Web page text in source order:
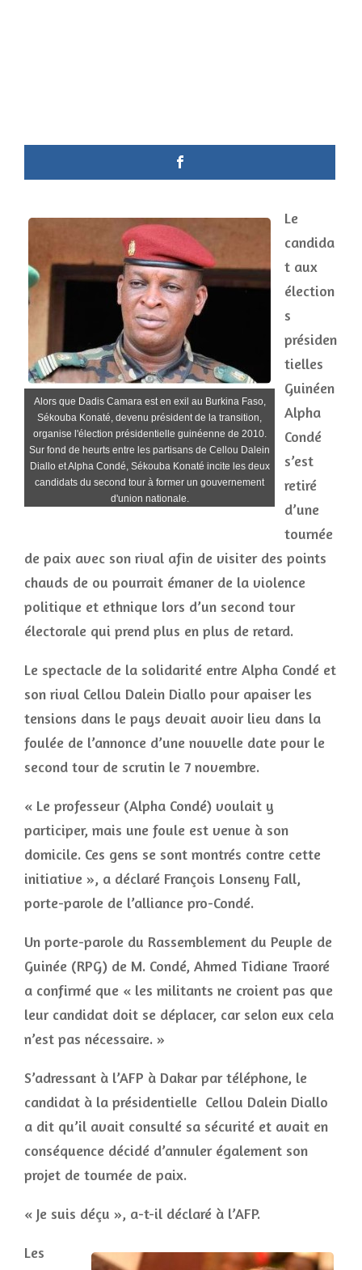
Alors que Dadis Camara est en exil au Burkina Faso,
Sékouba Konaté, devenu président de la transition,
organise l'élection présidentielle guinéenne de 2010.
Sur fond de heurts entre les partisans de Cellou Dalein
Diallo et Alpha Condé, Sékouba Konaté incite les deux
candidats du second tour à former un gouvernement
d'union nationale.
Le
candida
t aux
élection
s
présiden
tielles
Guinéen
Alpha
Condé
s’est
retiré
d’une
tournée
de paix avec son rival afin de visiter des points
chauds de ou pourrait émaner de la violence
politique et ethnique lors d’un second tour
électorale qui prend plus en plus de retard.
Le spectacle de la solidarité entre Alpha Condé et
son rival Cellou Dalein Diallo pour apaiser les
tensions dans le pays devait avoir lieu dans la
foulée de l’annonce d’une nouvelle date pour le
second tour de scrutin le 7 novembre.
« Le professeur (Alpha Condé) voulait y
participer, mais une foule est venue à son
domicile. Ces gens se sont montrés contre cette
initiative », a déclaré François Lonseny Fall,
porte-parole de l’alliance pro-Condé.
Un porte-parole du Rassemblement du Peuple de
Guinée (RPG) de M. Condé, Ahmed Tidiane Traoré
a confirmé que « les militants ne croient pas que
leur candidat doit se déplacer, car selon eux cela
n’est pas nécessaire. »
S’adressant à l’AFP à Dakar par téléphone, le
candidat à la présidentielle Cellou Dalein Diallo
a dit qu’il avait consulté sa sécurité et avait en
conséquence décidé d’annuler également son
projet de tournée de paix.
« Je suis déçu », a-t-il déclaré à l’AFP.
Les